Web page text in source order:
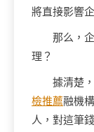
將直接影響
那么，
理？
據清楚
檢推薦融機
人，對這筆